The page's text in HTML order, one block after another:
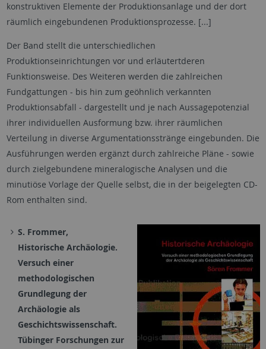
konstruktiven Elemente der Produktionsanlage und der dort
räumlich eingebundenen Produktionsprozesse. [...]
Der Band stellt die unterschiedlichen
Produktionseinrichtungen vor und erläutertderen
Funktionsweise. Des Weiteren werden die zahlreichen
Fundgattungen - bis hin zum geöhnlich verkannten
Produktionsabfall - dargestellt und je nach Aussagepotenzial
ihrer individuellen Ausformung bzw. ihrer räumlichen
Verteilung in diverse Argumentationsstränge eingebunden. Die
Ausführungen werden ergänzt durch zahlreiche Pläne - sowie
durch zielgebundene mineralogische Analysen und die
minutiöse Vorlage der Quelle selbst, die in der beigelegten CD-
Rom enthalten sind.
S. Frommer,
Historische Archäologie.
Versuch einer
methodologischen
Grundlegung der
Archäologie als
Geschichtswissenschaft.
Tübinger Forschungen zur